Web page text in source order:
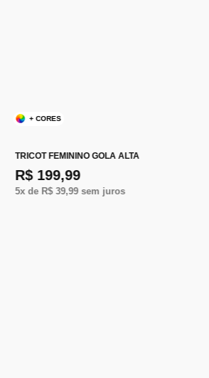
+ CORES
TRICOT FEMININO GOLA ALTA
R$ 199,99
5x de R$ 39,99sem juros